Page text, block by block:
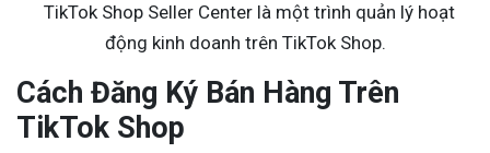
TikTok Shop Seller Center là một trình quản lý hoạt
động kinh doanh trên TikTok Shop.
Cách Đăng Ký Bán Hàng Trên
TikTok Shop